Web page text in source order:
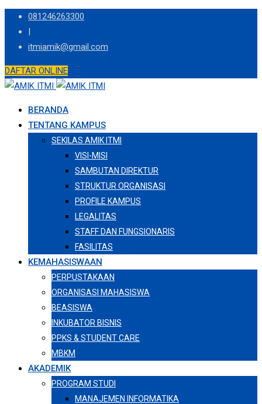
Skip
content
081246263300
|
itmiamik@gmail.com
DAFTAR ONLINE
BERANDA
TENTANG KAMPUS
SEKILAS AMIK ITMI
VISI-MISI
SAMBUTAN DIREKTUR
STRUKTUR ORGANISASI
PROFILE KAMPUS
LEGALITAS
STAFF DAN FUNGSIONARIS
FASILITAS
KEMAHASISWAAN
PERPUSTAKAAN
ORGANISASI MAHASISWA
BEASISWA
INKUBATOR BISNIS
PPKS & STUDENT CARE
MBKM
AKADEMIK
PROGRAM STUDI
MANAJEMEN INFORMATIKA